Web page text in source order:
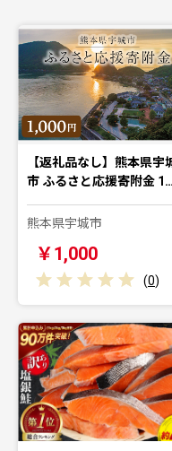
【返礼品なし】熊本県宇
市 ふるさと応援寄附金 1…
熊本県宇城市
￥1,000
(0)